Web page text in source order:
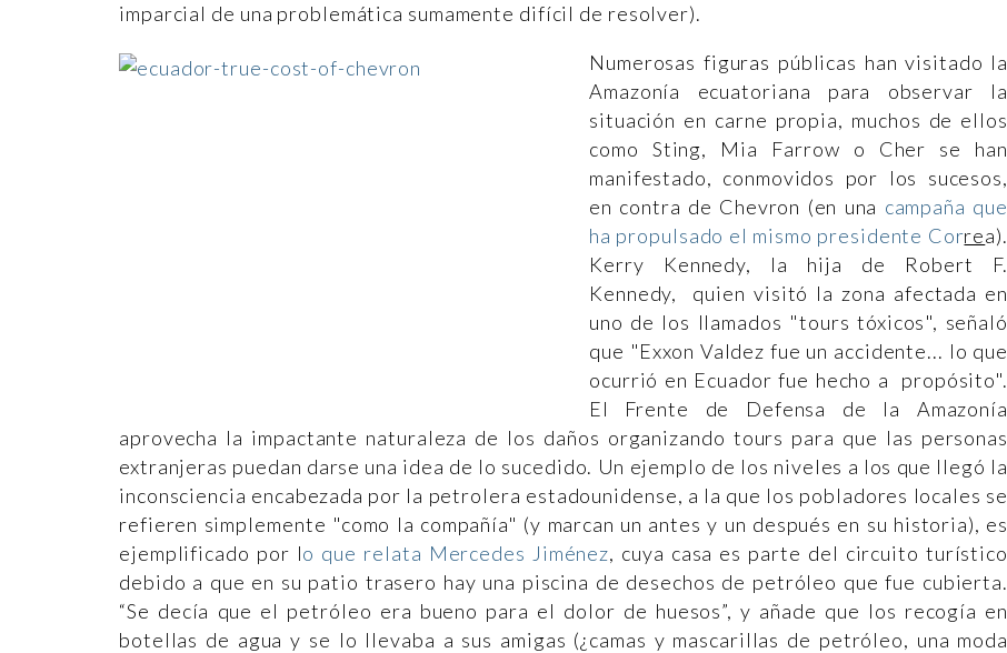
imparcial de una problemática sumamente difícil de resolver).
Numerosas figuras públicas han visitado la
Amazonía ecuatoriana para observar la
situación en carne propia, muchos de ellos
como Sting, Mia Farrow o Cher se han
manifestado, conmovidos por los sucesos,
en contra de Chevron (en una campaña que
ha propulsado el mismo presidente Correa).
Kerry Kennedy, la hija de Robert F.
Kennedy, quien visitó la zona afectada en
uno de los llamados "tours tóxicos", señaló
que "Exxon Valdez fue un accidente... lo que
ocurrió en Ecuador fue hecho a propósito".
El Frente de Defensa de la Amazonía
aprovecha la impactante naturaleza de los daños organizando tours para que las personas
extranjeras puedan darse una idea de lo sucedido. Un ejemplo de los niveles a los que llegó la
inconsciencia encabezada por la petrolera estadounidense, a la que los pobladores locales se
refieren simplemente "como la compañía" (y marcan un antes y un después en su historia), es
ejemplificado por lo que relata Mercedes Jiménez, cuya casa es parte del circuito turístico
debido a que en su patio trasero hay una piscina de desechos de petróleo que fue cubierta.
“Se decía que el petróleo era bueno para el dolor de huesos”, y añade que los recogía en
botellas de agua y se lo llevaba a sus amigas (¿camas y mascarillas de petróleo, una moda